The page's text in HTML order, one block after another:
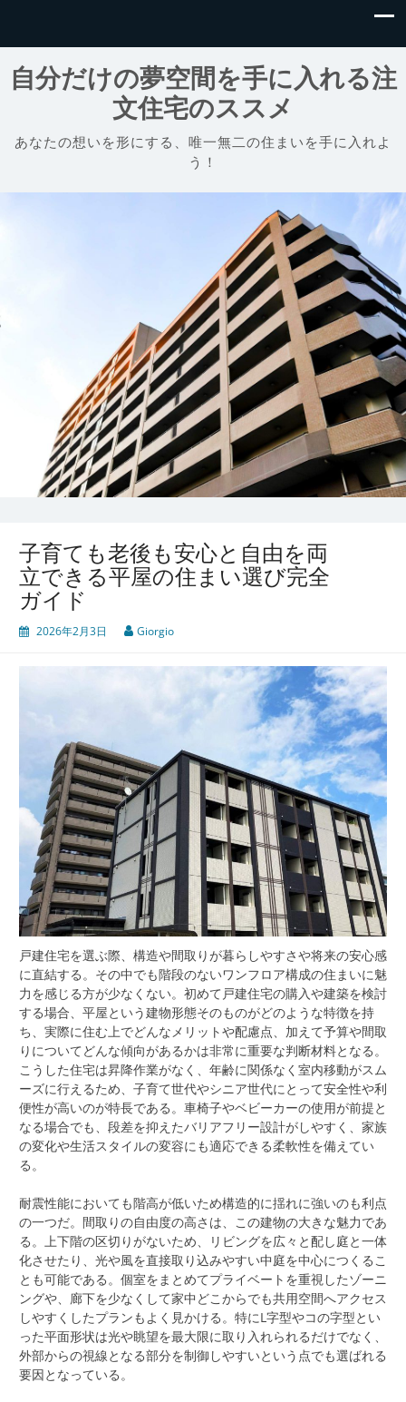
自分だけの夢空間を手に入れる注
文住宅のススメ
あなたの想いを形にする、唯一無二の住まいを手に入れよ
う！
子育ても老後も安心と自由を両
立できる平屋の住まい選び完全
ガイド
2026年2月3日 Giorgio
戸建住宅を選ぶ際、構造や間取りが暮らしやすさや将来の安心感
に直結する。 その中でも階段のないワンフロア構成の住まいに魅
力を感じる方が少なくない。初めて戸建住宅の購入や建築を検討
する場合、平屋という建物形態そのものがどのような特徴を持
ち、実際に住む上でどんなメリットや配慮点、加えて予算や間取
りについてどんな傾向があるかは非常に重要な判断材料となる。
こうした住宅は昇降作業がなく、年齢に関係なく室内移動がスム
ーズに行えるため、子育て世代やシニア世代にとって安全性や利
便性が高いのが特長である。車椅子やベビーカーの使用が前提と
なる場合でも、段差を抑えたバリアフリー設計がしやすく、家族
の変化や生活スタイルの変容にも適応できる柔軟性を備えてい
る。
耐震性能においても階高が低いため構造的に揺れに強いのも利点
の一つだ。間取りの自由度の高さは、この建物の大きな魅力であ
る。上下階の区切りがないため、リビングを広々と配し庭と一体
化させたり、光や風を直接取り込みやすい中庭を中心につくるこ
とも可能である。個室をまとめてプライベートを重視したゾーニ
ングや、廊下を少なくして家中どこからでも共用空間へアクセス
しやすくしたプランもよく見かける。特にL字型やコの字型とい
った平面形状は光や眺望を最大限に取り入れられるだけでなく、
外部からの視線となる部分を制御しやすいという点でも選ばれる
要因となっている。